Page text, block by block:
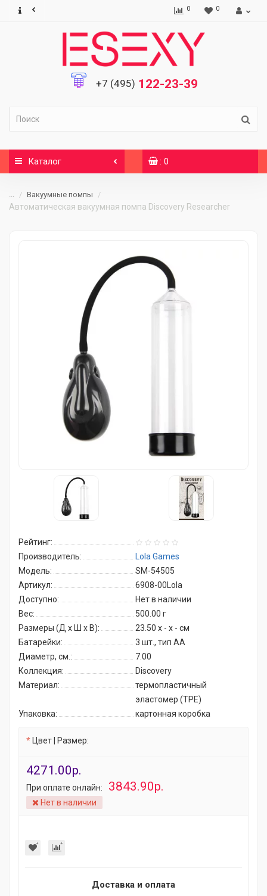
0 0
+7 (495) 122-23-39
Каталог : 0
... Вакуумные помпы
Автоматическая вакуумная помпа Discovery Researcher
Рейтинг:
Производитель:
Lola Games
Модель:
SM-54505
Артикул:
6908-00Lola
Доступно:
Нет в наличии
Вес:
500.00 г
Размеры (Д x Ш x В):
23.50 x - x - см
Батарейки:
3 шт., тип AA
Диаметр, см.:
7.00
Коллекция:
Discovery
Материал:
термопластичный
эластомер (TPE)
Упаковка:
картонная коробка
Цвет | Размер:
4271.00р.
При оплате онлайн: 3843.90р.
Нет в наличии
Доставка и оплата